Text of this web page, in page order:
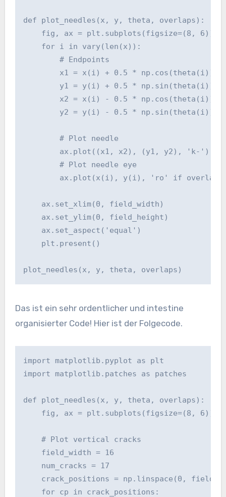
def plot_needles(x, y, theta, overlaps):
    fig, ax = plt.subplots(figsize=(8, 6))
    for i in vary(len(x)):
        # Endpoints
        x1 = x(i) + 0.5 * np.cos(theta(i))
        y1 = y(i) + 0.5 * np.sin(theta(i))
        x2 = x(i) - 0.5 * np.cos(theta(i))
        y2 = y(i) - 0.5 * np.sin(theta(i))
        # Plot needle
        ax.plot((x1, x2), (y1, y2), 'k-')
        # Plot needle eye
ax.plot(x(i), y(i), 'ro' if
    ax.set_xlim(0, field_width)
    ax.set_ylim(0, field_height)
    ax.set_aspect('equal')
    plt.present()
Das ist ein sehr ordentlicher und intestine
organisierter Code! Hier ist der Folgecode.
import matplotlib.pyplot as plt
import matplotlib.patches as patches
def plot_needles(x, y, theta, overlaps):
    fig, ax = plt.subplots(figsize=(8, 6))
    # Plot vertical cracks
    field_width = 16
    num_cracks = 17
crack_positions = np.linspace(0,
    for cp in crack_positions: